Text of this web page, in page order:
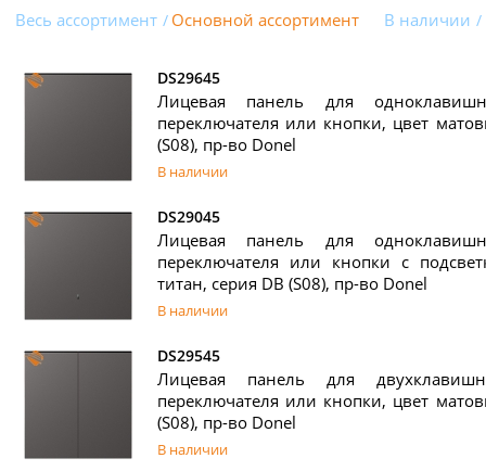
Весь ассортимент Основной ассортимент В наличии
DS29645
Лицевая панель для
переключателя или кнопки, цвет
(S08), пр-во Donel
В наличии
DS29045
Лицевая панель для
переключателя или кнопки с
титан, серия DB (S08), пр-во Donel
В наличии
DS29545
Лицевая панель для
переключателя или кнопки, цвет
(S08), пр-во Donel
В наличии